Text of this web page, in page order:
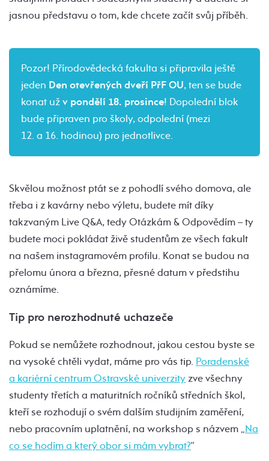
jasnou představu o tom, kde chcete začít svůj příběh.
Pozor! Přírodovědecká fakulta si připravila ještě
jeden Den otevřených dveří PřF OU, ten se bude
konat užv pondělí 18. prosince! Dopolední blok
bude připraven pro školy, odpolední (mezi
12. a 16. hodinou) pro jednotlivce.
Skvělou možnost ptát se z pohodlí svého domova, ale
třeba i z kavárny nebo výletu, budete mít díky
takzvaným Live Q&A, tedy Otázkám & Odpovědím – ty
budete moci pokládat živě studentům ze všech fakult
na našem instagramovém profilu. Konat se budou na
přelomu února a března, přesné datum v předstihu
oznámíme.
Tip pro nerozhodnuté uchazeče
Pokud se nemůžete rozhodnout, jakou cestou byste se
na vysoké chtěli vydat, máme pro vás tip. Poradenské
a kariérní centrum Ostravské univerzityzve všechny
studenty třetích a maturitních ročníků středních škol,
kteří se rozhodují o svém dalším studijním zaměření,
nebo pracovním uplatnění, na workshop s názvem „Na
co se hodím a který obor si mám vybrat?“